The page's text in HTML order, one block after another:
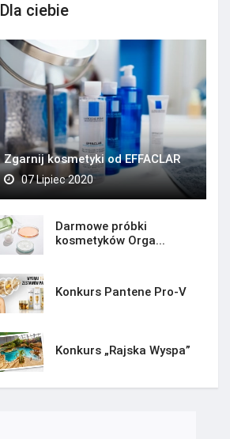
Dla ciebie
Zgarnij kosmetyki od EFFACLAR
07 Lipiec 2020
Darmowe próbki
kosmetyków Orga...
Konkurs Pantene Pro-V
Konkurs „Rajska Wyspa”